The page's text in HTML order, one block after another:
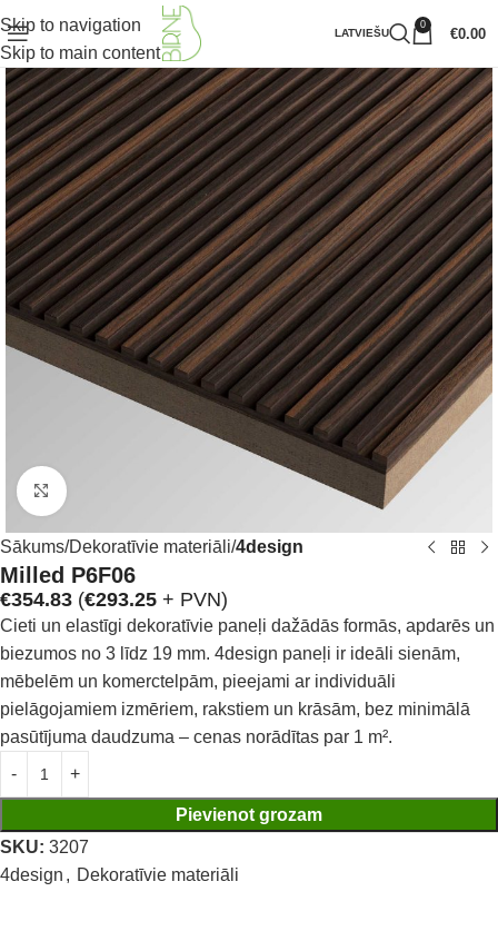
Skip to navigation
Skip to main content
LATVIEŠU
0
€0.00
Klikšķiniet lai palielinātu
Sākums Dekoratīvie materiāli 4design
Milled P6F06
€354.83 (€293.25 + PVN)
Cieti un elastīgi dekoratīvie paneļi dažādās formās, apdarēs un
biezumos no 3 līdz 19 mm. 4design paneļi ir ideāli sienām,
mēbelēm un komerctelpām, pieejami ar individuāli
pielāgojamiem izmēriem, rakstiem un krāsām, bez minimālā
pasūtījuma daudzuma – cenas norādītas par 1 m².
Pievienot grozam
SKU: 3207
4design , Dekoratīvie materiāli